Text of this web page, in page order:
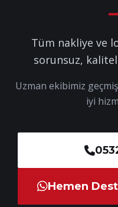
Tüm nakliye ve
sorunsuz,
Uzman ekibimiz
iyi
Hemen